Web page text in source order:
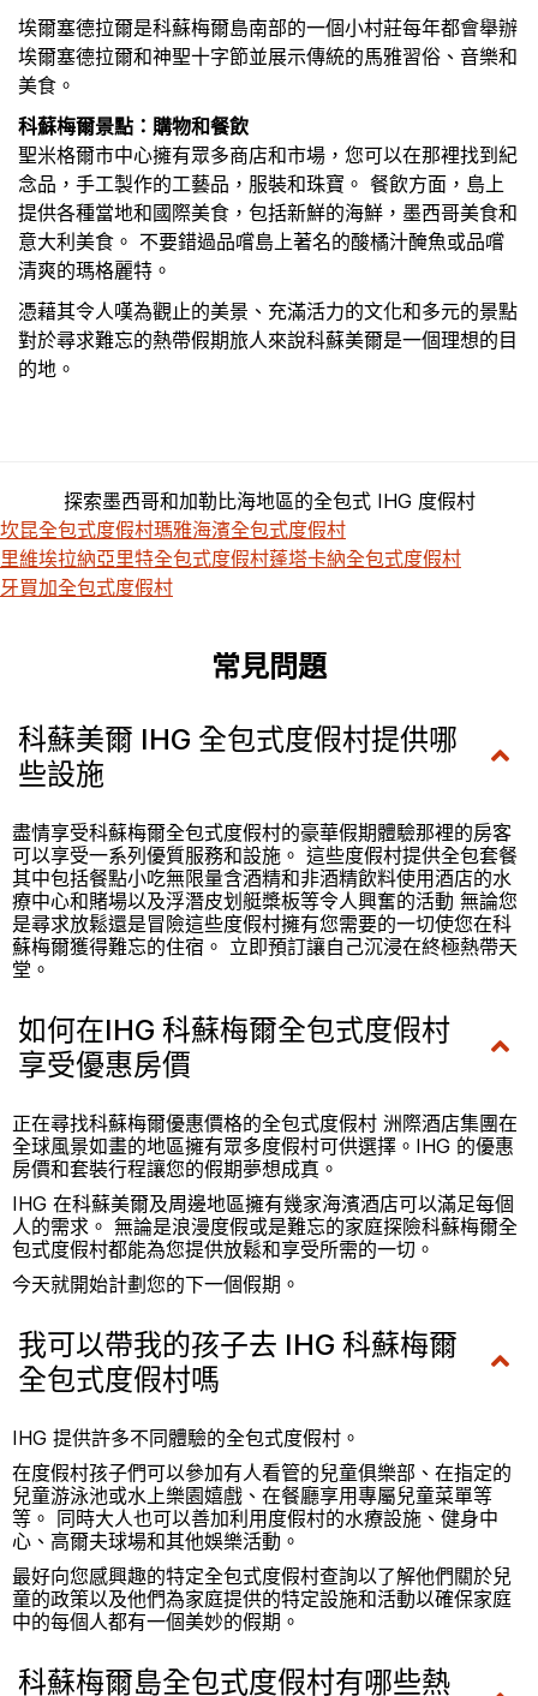
埃爾塞德拉爾是科蘇梅爾島南部的一個小村莊每年都會舉辦
埃爾塞德拉爾和神聖十字節並展示傳統的馬雅習俗、音樂和
美食。
科蘇梅爾景點：購物和餐飲
聖米格爾市中心擁有眾多商店和市場，您可以在那裡找到紀
念品，手工製作的工藝品，服裝和珠寶。 餐飲方面，島上
提供各種當地和國際美食，包括新鮮的海鮮，墨西哥美食和
意大利美食。 不要錯過品嚐島上著名的酸橘汁醃魚或品嚐
清爽的瑪格麗特。
憑藉其令人嘆為觀止的美景、充滿活力的文化和多元的景點
對於尋求難忘的熱帶假期旅人來說科蘇美爾是一個理想的目
的地。
探索墨西哥和加勒比海地區的全包式 IHG 度假村
坎昆全包式度假村瑪雅海濱全包式度假村
里維埃拉納亞里特全包式度假村蓬塔卡納全包式度假村
牙買加全包式度假村
常見問題
科蘇美爾 IHG 全包式度假村提供哪
些設施
盡情享受科蘇梅爾全包式度假村的豪華假期體驗那裡的房客
可以享受一系列優質服務和設施。 這些度假村提供全包套餐
其中包括餐點小吃無限量含酒精和非酒精飲料使用酒店的水
療中心和賭場以及浮潛皮划艇槳板等令人興奮的活動 無論您
是尋求放鬆還是冒險這些度假村擁有您需要的一切使您在科
蘇梅爾獲得難忘的住宿。 立即預訂讓自己沉浸在終極熱帶天
堂。
如何在IHG 科蘇梅爾全包式度假村
享受優惠房價
正在尋找科蘇梅爾優惠價格的全包式度假村 洲際酒店集團在
全球風景如畫的地區擁有眾多度假村可供選擇。IHG 的優惠
房價和套裝行程讓您的假期夢想成真。
IHG 在科蘇美爾及周邊地區擁有幾家海濱酒店可以滿足每個
人的需求。 無論是浪漫度假或是難忘的家庭探險科蘇梅爾全
包式度假村都能為您提供放鬆和享受所需的一切。
今天就開始計劃您的下一個假期。
我可以帶我的孩子去 IHG 科蘇梅爾
全包式度假村嗎
IHG 提供許多不同體驗的全包式度假村。
在度假村孩子們可以參加有人看管的兒童俱樂部、在指定的
兒童游泳池或水上樂園嬉戲、在餐廳享用專屬兒童菜單等
等。 同時大人也可以善加利用度假村的水療設施、健身中
心、高爾夫球場和其他娛樂活動。
最好向您感興趣的特定全包式度假村查詢以了解他們關於兒
童的政策以及他們為家庭提供的特定設施和活動以確保家庭
中的每個人都有一個美妙的假期。
科蘇梅爾島全包式度假村有哪些熱